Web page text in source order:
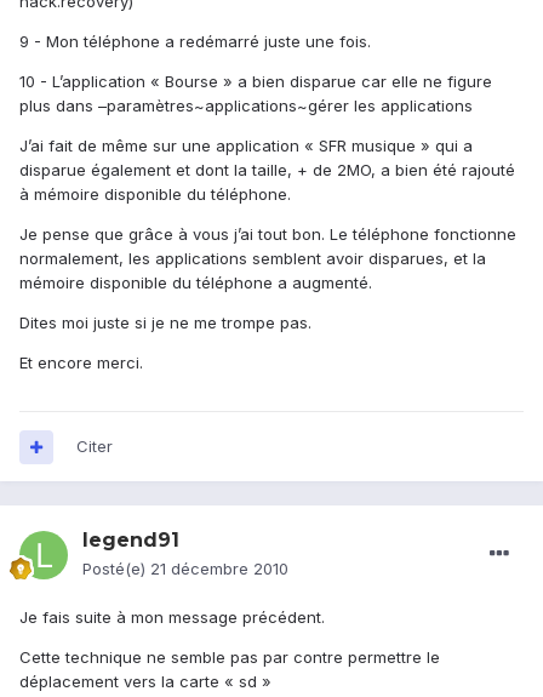
9 - Mon téléphone a redémarré juste une fois.
10 - L’application « Bourse » a bien disparue car elle ne figure
plus dans –paramètres~applications~gérer les applications
J’ai fait de même sur une application « SFR musique » qui a
disparue également et dont la taille, + de 2MO, a bien été rajouté
à mémoire disponible du téléphone.
Je pense que grâce à vous j’ai tout bon. Le téléphone fonctionne
normalement, les applications semblent avoir disparues, et la
mémoire disponible du téléphone a augmenté.
Dites moi juste si je ne me trompe pas.
Et encore merci.
Citer
legend91
Posté(e) 21 décembre 2010
Je fais suite à mon message précédent.
Cette technique ne semble pas par contre permettre le
déplacement vers la carte « sd »